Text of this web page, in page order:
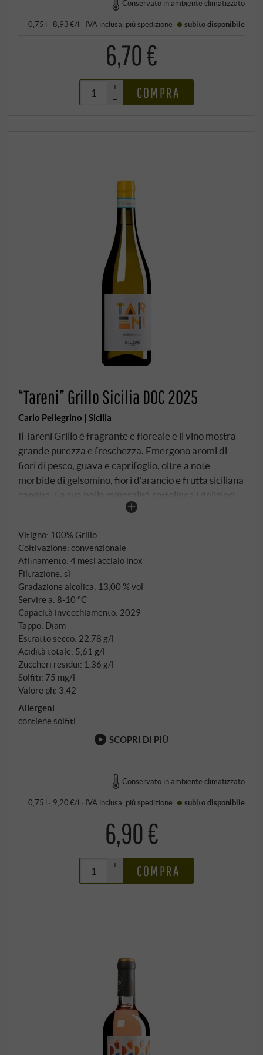
Conservato in ambiente climatizzato
0,75 l · 8,93 €/l · IVA inclusa , piùspedizione subito disponibile
6,70 €
+
–
COMPRA
“Tareni” Grillo Sicilia DOC 2025
Carlo Pellegrino | Sicilia
Il Tareni Grillo è fragrante e floreale e il vino mostra
grande purezza e freschezza. Emergono aromi di
fiori di pesco, guava e caprifoglio, oltre a note
morbide di gelsomino, fiori d'arancio e frutta siciliana
candita. La sua bella mineralità sottolinea i deliziosi
contrasti tra dolce e secco che, insieme all'ottimo
consumo spensierato.
Vitigno: 100% Grillo
Coltivazione: convenzionale
Affinamento: 4 mesi acciaio inox
Filtrazione: sì
Gradazione alcolica: 13,00 % vol
Servire a: 8‑10 °C
Capacità invecchiamento: 2029
Tappo: Diam
Estratto secco: 22,78 g/l
Acidità totale: 5,61 g/l
Zuccheri residui: 1,36 g/l
Solfiti: 75 mg/l
Valore ph: 3,42
Allergeni
contiene solfiti
SCOPRI DI PIÙ
Conservato in ambiente climatizzato
0,75 l · 9,20 €/l · IVA inclusa , piùspedizione subito disponibile
6,90 €
+
–
COMPRA